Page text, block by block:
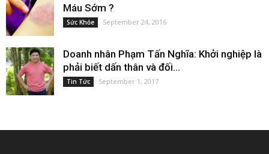
Máu Sớm ?
Sức Khỏe September 24, 2016
Doanh nhân Phạm Tấn Nghĩa: Khởi nghiệp là
phải biết dấn thân và đối...
Tin Tức September 1, 2017